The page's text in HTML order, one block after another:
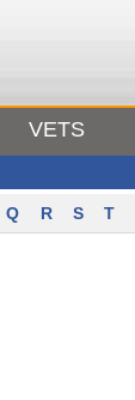
VETS
Q R S T